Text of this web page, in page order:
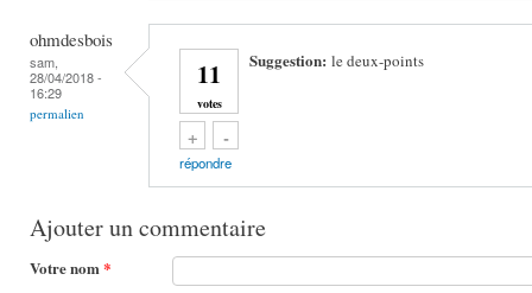
ohmdesbois
sam,
28/04/2018 -
16:29
permalien
11
votes
+
Vote up!-
Vote down!
Suggestion:le deux-points
répondre
Ajouter un commentaire
Votre nom*